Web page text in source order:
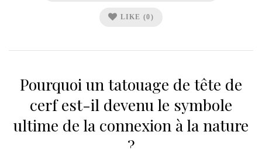
LIKE (0)
Pourquoi un tatouage de tête de
cerf est-il devenu le symbole
ultime de la connexion à la nature